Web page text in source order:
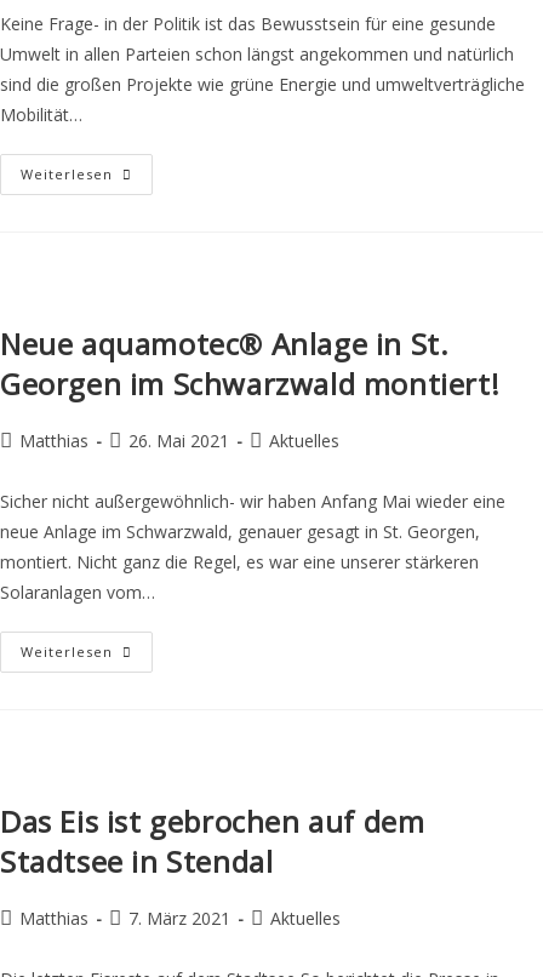
Keine Frage- in der Politik ist das Bewusstsein für eine gesunde
Umwelt in allen Parteien schon längst angekommen und natürlich
sind die großen Projekte wie grüne Energie und umweltverträgliche
Mobilität…
Weiterlesen
Neue aquamotec® Anlage in St.
Georgen im Schwarzwald montiert!
Matthias 26. Mai 2021 Aktuelles
Sicher nicht außergewöhnlich- wir haben Anfang Mai wieder eine
neue Anlage im Schwarzwald, genauer gesagt in St. Georgen,
montiert. Nicht ganz die Regel, es war eine unserer stärkeren
Solaranlagen vom…
Weiterlesen
Das Eis ist gebrochen auf dem
Stadtsee in Stendal
Matthias 7. März 2021 Aktuelles